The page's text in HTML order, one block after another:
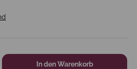
In den Warenkorb